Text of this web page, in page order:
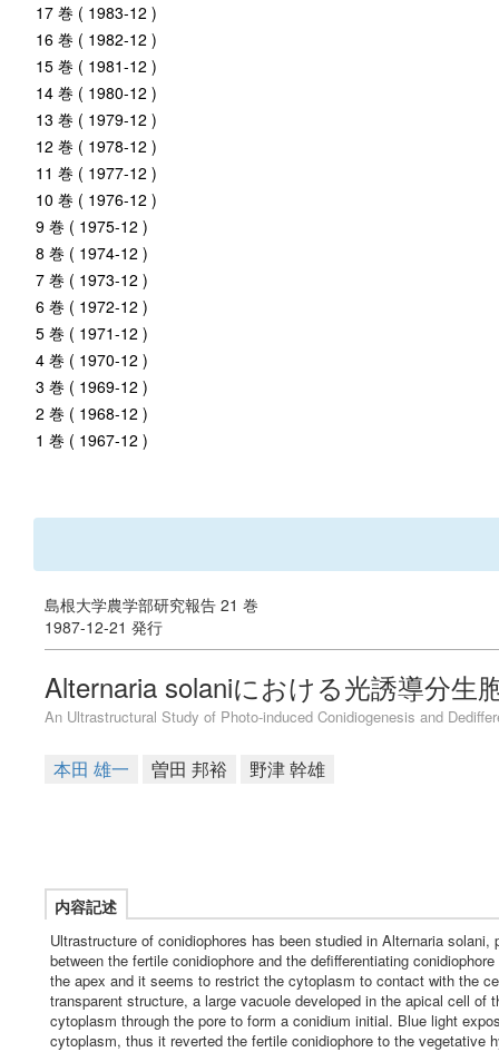
17 巻 ( 1983-12 )
16 巻 ( 1982-12 )
15 巻 ( 1981-12 )
14 巻 ( 1980-12 )
13 巻 ( 1979-12 )
12 巻 ( 1978-12 )
11 巻 ( 1977-12 )
10 巻 ( 1976-12 )
9 巻 ( 1975-12 )
8 巻 ( 1974-12 )
7 巻 ( 1973-12 )
6 巻 ( 1972-12 )
5 巻 ( 1971-12 )
4 巻 ( 1970-12 )
3 巻 ( 1969-12 )
2 巻 ( 1968-12 )
1 巻 ( 1967-12 )
島根大学農学部研究報告 21 巻
1987-12-21 発行
Alternaria solaniにおける光誘導分生
An Ultrastructural Study of Photo-induced Conidiogenesis and
本田 雄一 曽田 邦裕 野津 幹雄
内容記述
Ultrastructure of conidiophores has been studied in Alternaria
between the fertile conidiophore and the defifferentiating
the apex and it seems to restrict the cytoplasm to contact with the
transparent structure, a large vacuole developed in the apical cell
cytoplasm through the pore to form a conidium initial. Blue light
cytoplasm, thus it reverted the fertile conidiophore to the vegetative